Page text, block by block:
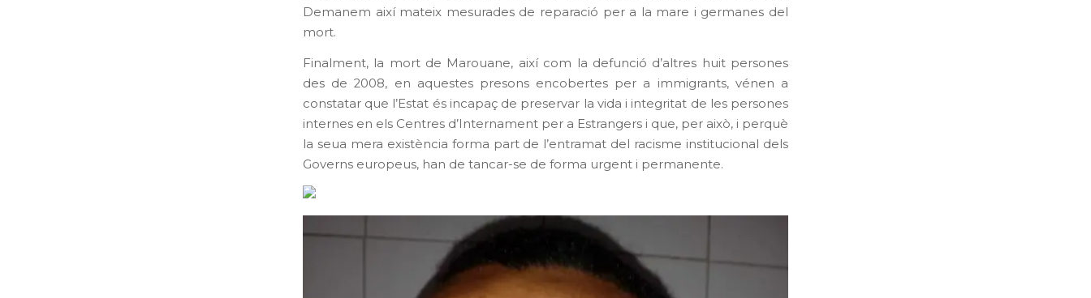
Demanem així mateix mesurades de reparació per a la mare i germanes del
mort.
Finalment, la mort de Marouane, així com la defunció d’altres huit persones
des de 2008, en aquestes presons encobertes per a immigrants, vénen a
constatar que l’Estat és incapaç de preservar la vida i integritat de les persones
internes en els Centres d’Internament per a Estrangers i que, per això, i perquè
la seua mera existència forma part de l’entramat del racisme institucional dels
Governs europeus, han de tancar-se de forma urgent i permanente.